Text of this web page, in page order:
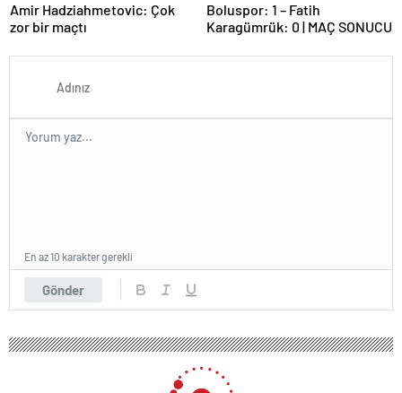
Amir Hadziahmetovic: Çok
zor bir maçtı
Boluspor: 1 – Fatih
Karagümrük: 0 | MAÇ SONUCU
Gönder
En az 10 karakter gerekli